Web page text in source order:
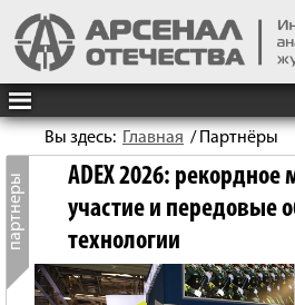
Вы здесь: Главная / Партнёры
ADEX 2026:
участие и передовые
технологии